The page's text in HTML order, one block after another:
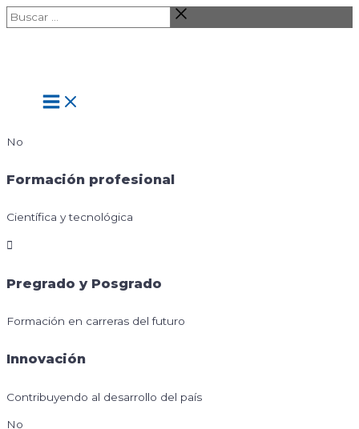
Ir
al
Buscar
…
Main
Menu
No
Formación profesional
Científica y tecnológica
Pregrado y Posgrado
Formación en carreras del futuro
Innovación
Contribuyendo al desarrollo del país
No